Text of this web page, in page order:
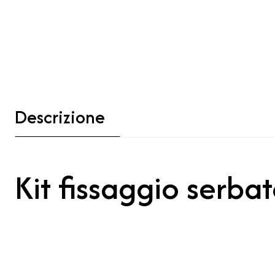
Descrizione
Kit fissaggio